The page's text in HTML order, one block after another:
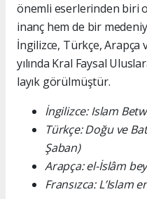
önemli eserlerinden biri
inanç hem de bir
İngilizce, Türkçe, Arapça
yılında Kral Faysal
layık görülmüştür.
İngilizce: Islam
Türkçe: Doğu ve
Şaban)
Arapça: el-İslâm
Fransızca: L’Islam